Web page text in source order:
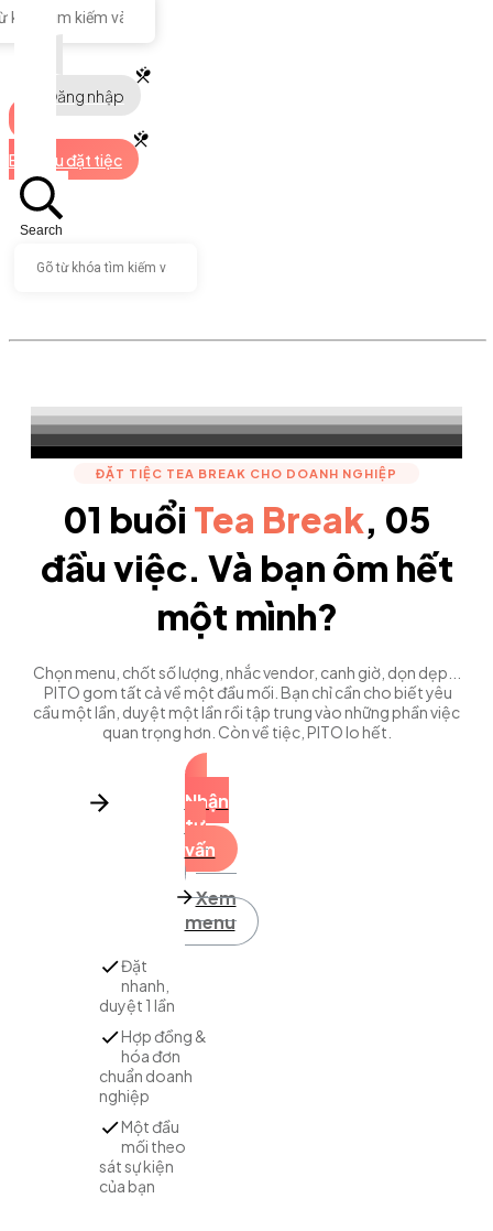
Đăng nhập
Bắt đầu đặt tiệc
Search
ĐẶT TIỆC TEA BREAK CHO DOANH NGHIỆP
01 buổi Tea Break, 05
đầu việc. Và bạn ôm hết
một mình?
Chọn menu, chốt số lượng, nhắc vendor, canh giờ, dọn dẹp...
PITO gom tất cả về một đầu mối. Bạn chỉ cần cho biết yêu
cầu một lần, duyệt một lần rồi tập trung vào những phần việc
quan trọng hơn. Còn về tiệc, PITO lo hết.
Nhận
tư
vấn
Xem
menu
Đặt
nhanh,
duyệt 1 lần
Hợp đồng &
hóa đơn
chuẩn doanh
nghiệp
Một đầu
mối theo
sát sự kiện
của bạn